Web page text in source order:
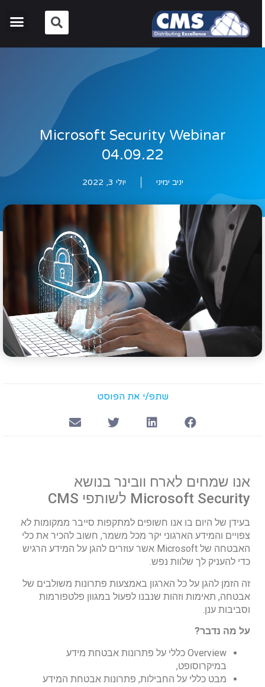
Microsoft Security Webinar
04.09.22
יניב ימיני יולי 3, 2022
שתפ/י את הפוסט
אנו שמחים לארח וובינר בנושא
Microsoft Security לשותפי CMS
בעידן של היום בו אנו חשופים למתקפות סייבר ממקומות לא
צפויים והמידע הארגוני יקר מכל משמר, חשוב להכיר את כלי
האבטחה של Microsoft אשר עוזרים להגן על המידע הרגיש
כדי להעניק לך שלוות נפש.
זה הזמן להגן על כל הארגון באמצעות פתרונות משולבים של
אבטחה, תאימות וזהות שנבנו לפעול במגוון פלטפורמות
וסביבות ענן.
על מה נדבר?
Overview כללי על פתרונות אבטחת מידע
במיקרוסופט,
מבט כללי על החבילות, פתרונות אבטחת המידע